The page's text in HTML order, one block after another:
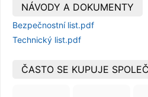
NÁVODY A DOKUMENTY
Bezpečnostní list.pdf
Technický list.pdf
ČASTO SE KUPUJE